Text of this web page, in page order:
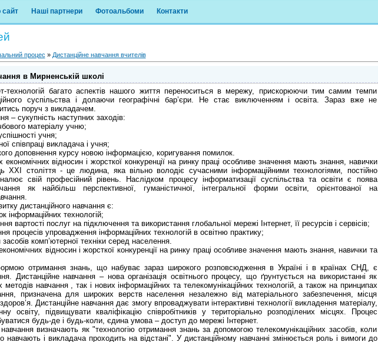
сайт Наші партнери Фотоальбоми Контакти
процес » Дистанційне навчання вчителів
в Мирненській школі
технологій багато аспектів нашого життя переноситься в мережу, прискорюючи тим самим темпи
суспільства і долаючи географічні бар’єри. Не стає виключенням і освіта. Зараз вже не
поруч з викладачем.
– сукупність наступних заходів:
матеріалу учню;
учня;
співпраці викладача і учня;
доповнення курсу новою інформацією, коригування помилок.
відносин і жорсткої конкуренції на ринку праці особливе значення мають знання, навички
XXI століття - це людина, яка вільно володіє сучасними інформаційними технологіями, постійно
свій професійний рівень. Наслідком процесу інформатизації суспільства та освіти є поява
як найбільш перспективної, гуманістичної, інтегральної форми освіти, орієнтованої на
дистанційного навчання є:
інформаційних технологій;
вартості послуг на підключення та використання глобальної мережі Інтернет, її ресурсів і сервісів;
процесів упровадження інформаційних технологій в освітню практику;
комп’ютерної техніки серед населення.
відносин і жорсткої конкуренції на ринку праці особливе значення мають знання, навички та
отримання знань, що набуває зараз широкого розповсюдження в Україні і в країнах СНД, є
Дистанційне навчання – нова організація освітнього процесу, що ґрунтується на використанні як
методів навчання , так і нових інформаційних та телекомунікаційних технологій, а також на принципах
призначена для широких верств населення незалежно від матеріального забезпечення, місця
Дистанційне навчання дає змогу впроваджувати інтерактивні технології викладення матеріалу,
освіту, підвищувати кваліфікацію співробітників у територіально розподілених місцях. Процес
будь-де і будь-коли, єдина умова – доступ до мережі Інтернет.
визначають як "технологію отримання знань за допомогою телекомунікаційних засобів, коли
навчають і викладача проходить на відстані". У дистанційному навчанні змінюється роль і вимоги до